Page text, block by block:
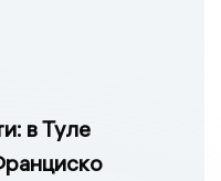
в Туле